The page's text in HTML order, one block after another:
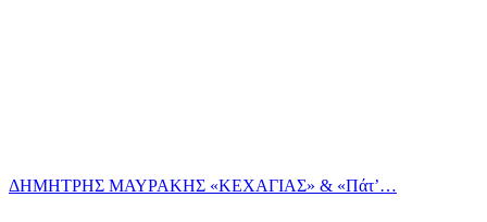
ΔΗΜΗΤΡΗΣ ΜΑΥΡΑΚΗΣ «ΚΕΧΑΓΙΑΣ» & «Πάτ’…